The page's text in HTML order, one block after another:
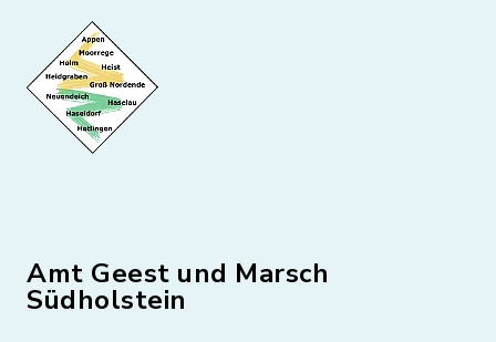
Amt Geest und Marsch
Südholstein